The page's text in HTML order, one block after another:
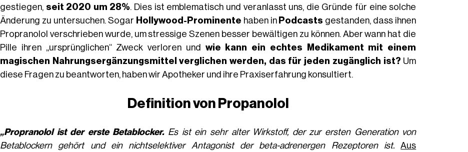
gestiegen, seit 2020 um 28%. Dies ist emblematisch und veranlasst uns, die Gründe für eine solche
Änderung zu untersuchen. Sogar Hollywood-Prominente haben in Podcasts gestanden, dass ihnen
Propranolol verschrieben wurde, um stressige Szenen besser bewältigen zu können. Aber wann hat die
Pille ihren „ursprünglichen“ Zweck verloren und wie kann ein echtes Medikament mit einem
magischen Nahrungsergänzungsmittel verglichen werden, das für jeden zugänglich ist? Um
diese Fragen zu beantworten, haben wir Apotheker und ihre Praxiserfahrung konsultiert.
Definition von Propanolol
„Propranolol ist der erste Betablocker.Es ist ein sehr alter Wirkstoff, der zur ersten Generation von
Betablockern gehört und ein nichtselektiver Antagonist der beta-adrenergen Rezeptoren ist.Aus